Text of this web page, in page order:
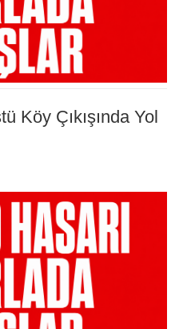
Köy Çıkışında Yol